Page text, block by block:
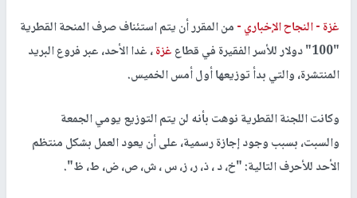
غزة -النجاح الإخباري -من المقرر أن يتم استئناف صرف المنحة القطرية
"100" دولار للأسر الفقيرة في قطاع
غزة، غدا الأحد، عبر فروع البريد
المنتشرة، والتي بدأ توزيعها أول أمس الخميس.
وكانت اللجنة القطرية نوهت بأنه لن يتم التوزيع يومي الجمعة
والسبت، بسبب وجود إجازة رسمية، على أن يعود العمل بشكل منتظم
الأحد للأحرف التالية:"خ، د ، ذ، ر، ز، س ، ش، ص، ض، ط، ظ".